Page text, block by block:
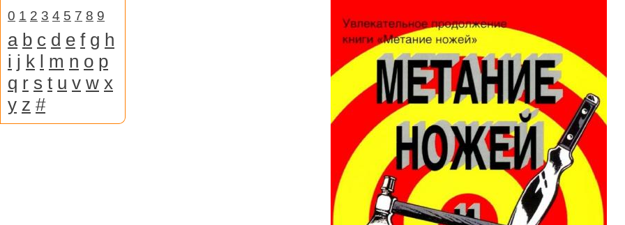
0 1 2 3 4 5 7 8 9
a b c d e f g h
i j k l m n o p
q r s t u v w x
y z #